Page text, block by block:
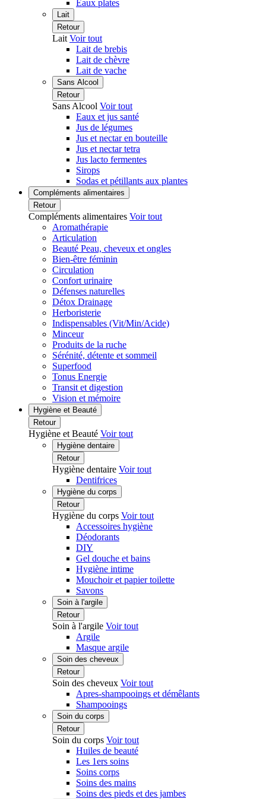
Eaux plates
Lait
Retour
Lait Voir tout
Lait de brebis
Lait de chèvre
Lait de vache
Sans Alcool
Retour
Sans Alcool Voir tout
Eaux et jus santé
Jus de légumes
Jus et nectar en bouteille
Jus et nectar tetra
Jus lacto fermentes
Sirops
Sodas et pétillants aux plantes
Compléments alimentaires
Retour
Compléments alimentaires Voir tout
Aromathérapie
Articulation
Beauté Peau, cheveux et ongles
Bien-être féminin
Circulation
Confort urinaire
Défenses naturelles
Détox Drainage
Herboristerie
Indispensables (Vit/Min/Acide)
Minceur
Produits de la ruche
Sérénité, détente et sommeil
Superfood
Tonus Energie
Transit et digestion
Vision et mémoire
Hygiène et Beauté
Retour
Hygiène et Beauté Voir tout
Hygiène dentaire
Retour
Hygiène dentaire Voir tout
Dentifrices
Hygiène du corps
Retour
Hygiène du corps Voir tout
Accessoires hygiène
Déodorants
DIY
Gel douche et bains
Hygiène intime
Mouchoir et papier toilette
Savons
Soin à l'argile
Retour
Soin à l'argile Voir tout
Argile
Masque argile
Soin des cheveux
Retour
Soin des cheveux Voir tout
Apres-shampooings et démêlants
Shampooings
Soin du corps
Retour
Soin du corps Voir tout
Huiles de beauté
Les 1ers soins
Soins corps
Soins des mains
Soins des pieds et des jambes